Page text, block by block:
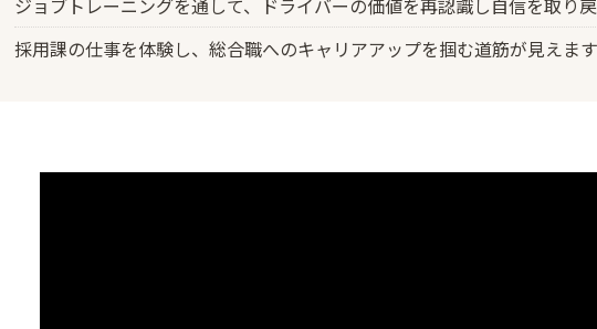
採用課の仕事を体験し、総合職へのキャリアアップを掴む道筋が見えま